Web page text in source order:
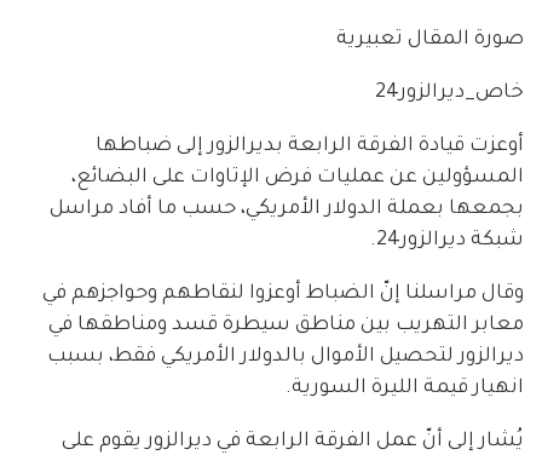
صورة المقال تعبيرية
خاص_ديرالزور24
أوعزت قيادة الفرقة الرابعة بديرالزور إلى ضباطها
المسؤولين عن عمليات فرض الإتاوات على البضائع،
بجمعها بعملة الدولار الأمريكي، حسب ما أفاد مراسل
شبكة ديرالزور24.
وقال مراسلنا إنّ الضباط أوعزوا لنقاطهم وحواجزهم في
معابر التهريب بين مناطق سيطرة قسد ومناطقها في
ديرالزور لتحصيل الأموال بالدولار الأمريكي فقط، بسبب
انهيار قيمة الليرة السورية.
يُشار إلى أنّ عمل الفرقة الرابعة في ديرالزور يقوم على